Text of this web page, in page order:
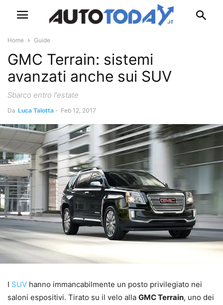
Home Guide
GMC Terrain: sistemi
avanzati anche sui SUV
Sbarco entro l'estate
Da Luca Talotta - Feb 12, 2017
I SUV hanno immancabilmente un posto privilegiato nei
saloni espositivi. Tirato su il velo alla GMC Terrain, uno dei